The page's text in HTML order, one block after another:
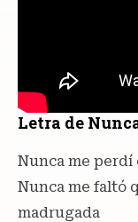
Letra de
Nunca me perdí
Nunca me faltó
madrugada